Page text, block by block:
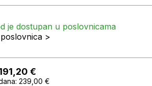
je dostupan u poslovnicama
>
€
239,00 €